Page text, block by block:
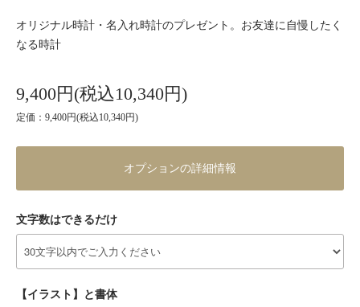
オリジナル時計・名入れ時計のプレゼント。お友達に自慢したく
なる時計
9,400円(税込10,340円)
定価：9,400円(税込10,340円)
オプションの詳細情報
文字数はできるだけ
【イラスト】と書体